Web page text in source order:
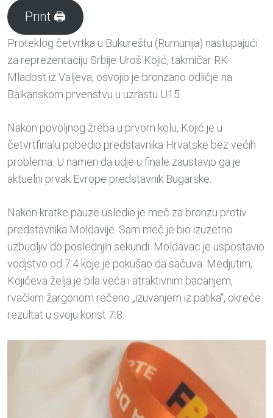
Print 🖨
Proteklog četvrtka u Bukureštu (Rumunija) nastupajući
za reprezentaciju Srbije Uroš Kojić, takmičar RK
Mladost iz Valjeva, osvojio je bronzano odličje na
Balkanskom prvenstvu u uzrastu U15.
Nakon povoljnog žreba u prvom kolu, Kojić je u
četvrtfinalu pobedio predstavnika Hrvatske bez većih
problema. U nameri da udje u finale zaustavio ga je
aktuelni prvak Evrope predstavnik Bugarske.
Nakon kratke pauze usledio je meč za bronzu protiv
predstavnika Moldavije. Sam meč je bio izuzetno
uzbudljiv do poslednjih sekundi. Moldavac je uspostavio
vodjstvo od 7:4 koje je pokušao da sačuva. Medjutim,
Kojićeva želja je bila veća i atraktivnim bacanjem,
rvačkim žargonom rečeno „izuvanjem iz patika“, okreće
rezultat u svoju korist 7:8.